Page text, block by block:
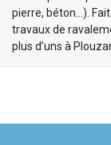
pierre, béton…).
travaux de
plus d’uns à